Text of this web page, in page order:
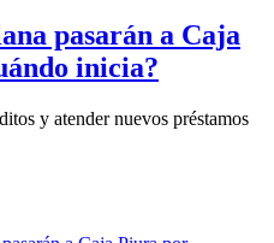
pasarán a Caja
inicia?
y atender nuevos préstamos